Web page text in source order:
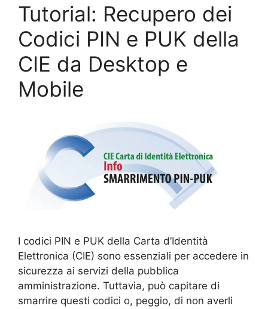
Tutorial: Recupero dei
Codici PIN e PUK della
CIE da Desktop e
Mobile
I codici PIN e PUK della Carta d’Identità
Elettronica (CIE) sono essenziali per accedere in
sicurezza ai servizi della pubblica
amministrazione. Tuttavia, può capitare di
smarrire questi codici o, peggio, di non averli